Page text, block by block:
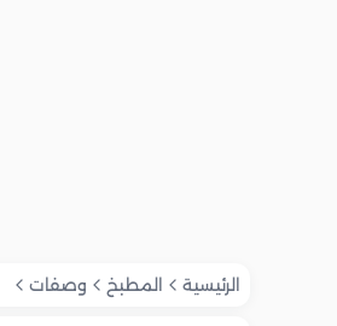
الرئيسية المطبخ وصفات